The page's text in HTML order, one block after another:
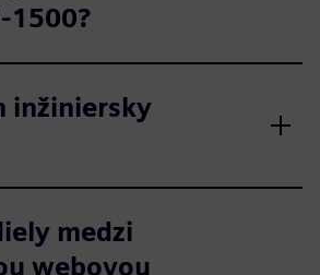
1500?
inžiniersky
medzi
webovou